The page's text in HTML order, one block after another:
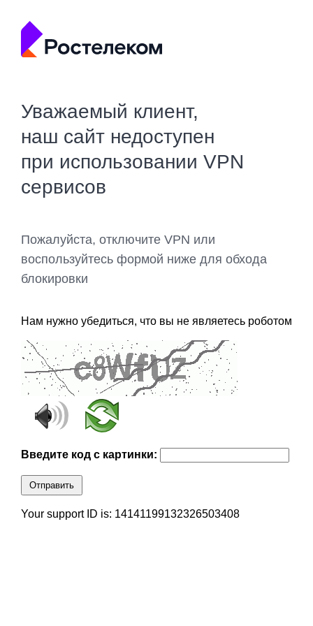
Уважаемый клиент,
наш сайт недоступен
при использовании VPN
сервисов
Пожалуйста, отключите VPN или
воспользуйтесь формой ниже для обхода
блокировки
Нам нужно убедиться, что вы не являетесь роботом
Введите код с картинки:
Отправить
Your support ID is: 14141199132326503408